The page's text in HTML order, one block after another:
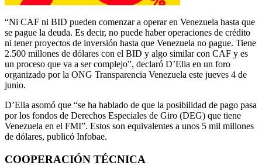
“Ni CAF ni BID pueden comenzar a operar en Venezuela hasta que
se pague la deuda. Es decir, no puede haber operaciones de crédito
ni tener proyectos de inversión hasta que Venezuela no pague. Tiene
2.500 millones de dólares con el BID y algo similar con CAF y es
un proceso que va a ser complejo”, declaró D’Elia en un foro
organizado por la ONG Transparencia Venezuela este jueves 4 de
junio.
D’Elia asomó que “se ha hablado de que la posibilidad de pago pasa
por los fondos de Derechos Especiales de Giro (DEG) que tiene
Venezuela en el FMI”. Estos son equivalentes a unos 5 mil millones
de dólares, publicó Infobae.
COOPERACIÓN TÉCNICA